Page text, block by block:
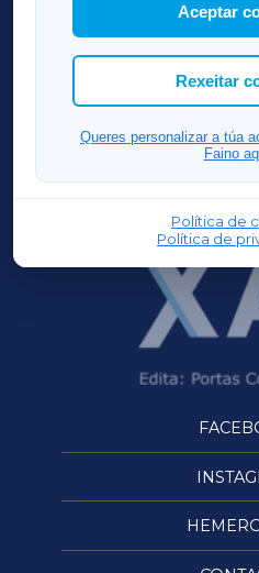
Así mesmo, podes
cookies que desexas
Aceptar
Rexeitar
Queres personalizar a túa
Faino
Política de
Política de